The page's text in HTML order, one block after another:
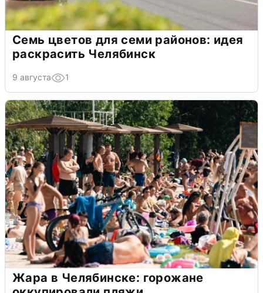
Семь цветов для семи районов: идея
раскрасить Челябинск
9 августа 1
Жара в Челябинске: горожане